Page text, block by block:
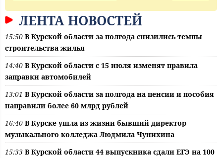
ЛЕНТА НОВОСТЕЙ
15:50 В Курской области за полгода снизились темпы
строительства жилья
14:40 В Курской области с 15 июля изменят правила
заправки автомобилей
13:01 В Курской области за полгода на пенсии и пособия
направили более 60 млрд рублей
16:40 В Курске ушла из жизни бывший директор
музыкального колледжа Людмила Чунихина
15:33 В Курской области 44 выпускника сдали ЕГЭ на 100